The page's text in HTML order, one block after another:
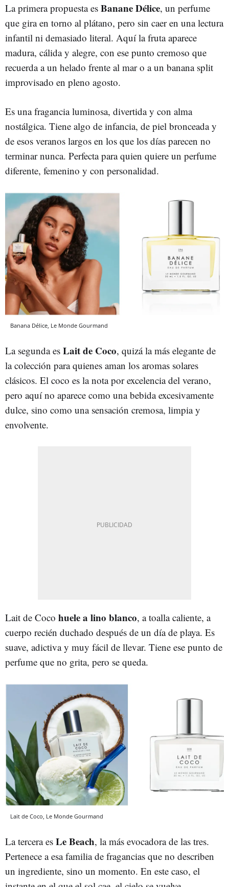
La primera propuesta es Banane Délice, un perfume
que gira en torno al plátano, pero sin caer en una lectura
infantil ni demasiado literal. Aquí la fruta aparece
madura, cálida y alegre, con ese punto cremoso que
recuerda a un helado frente al mar o a un banana split
improvisado en pleno agosto.
Es una fragancia luminosa, divertida y con alma
nostálgica. Tiene algo de infancia, de piel bronceada y
de esos veranos largos en los que los días parecen no
terminar nunca. Perfecta para quien quiere un perfume
diferente, femenino y con personalidad.
Banana Délice, Le Monde Gourmand
La segunda es Lait de Coco, quizá la más elegante de
la colección para quienes aman los aromas solares
clásicos. El coco es la nota por excelencia del verano,
pero aquí no aparece como una bebida excesivamente
dulce, sino como una sensación cremosa, limpia y
envolvente.
Lait de Coco huele a lino blanco, a toalla caliente, a
cuerpo recién duchado después de un día de playa. Es
suave, adictiva y muy fácil de llevar. Tiene ese punto de
perfume que no grita, pero se queda.
Lait de Coco, Le Monde Gourmand
La tercera es Le Beach, la más evocadora de las tres.
Pertenece a esa familia de fragancias que no describen
un ingrediente, sino un momento. En este caso, el